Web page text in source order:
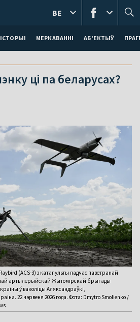
МЕРКАВАННI АБ'ЕКТЫЎ
BE
ці па беларусах?
(ACS-3) з катапульты падчас паветранай
артылерыйскай Жытомірскай брыгады
ў ваколіцы Аляксандраўкі,
22 чэрвеня 2026 года. Фота: Dmytro Smolienko /